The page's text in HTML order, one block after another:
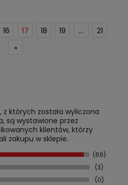
16 17 18 19 ...
21
»
z których została wyliczona
są wystawione przez
klientów, którzy
zakupu w sklepie.
(69)
(3)
(0)